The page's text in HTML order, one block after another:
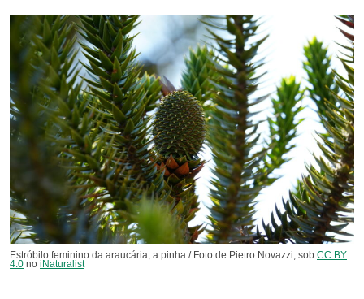
Estróbilo feminino da araucária, a pinha / Foto de Pietro Novazzi, sob CC BY
4.0 no iNaturalist